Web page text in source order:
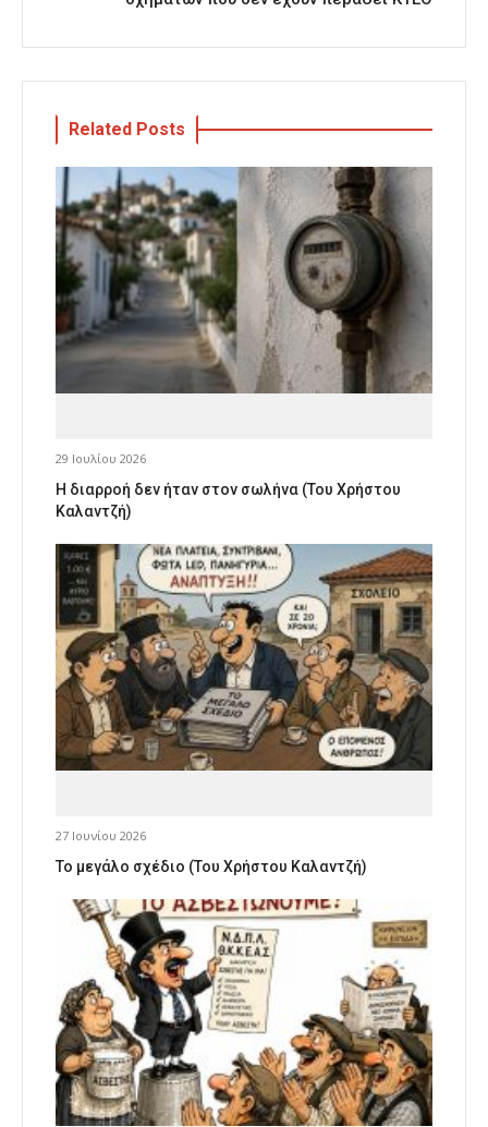
Related Posts
29 Ιουλίου 2026
Η διαρροή δεν ήταν στον σωλήνα (Του Χρήστου
Καλαντζή)
27 Ιουνίου 2026
Το μεγάλο σχέδιο (Του Χρήστου Καλαντζή)